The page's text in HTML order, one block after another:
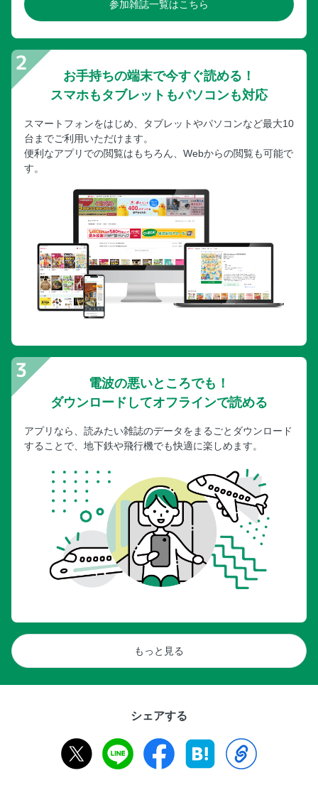
参加雑誌一覧はこちら
お手持ちの端末で今すぐ読める！
スマホもタブレットもパソコンも対応
スマートフォンをはじめ、タブレットやパソコンなど最大10
台までご利用いただけます。
便利なアプリでの閲覧はもちろん、Webからの閲覧も可能で
す。
電波の悪いところでも！
ダウンロードしてオフラインで読める
アプリなら、読みたい雑誌のデータをまるごとダウンロード
することで、地下鉄や飛行機でも快適に楽しめます。
もっと見る
シェアする